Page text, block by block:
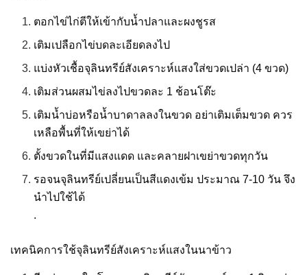
ตอกไข่ไก่ตีให้เข้ากับน้ำปลาและผงชูรส
เติมเปลือกไข่บดละเอียดลงไป
แบ่งหัวเชื้อจุลินทรีย์สังเคราะห์แสงใส่ขวดเปล่า (4 ขวด)
เติมส่วนผสมไข่ลงไปขวดละ 1 ช้อนโต๊ะ
เติมน้ำบ่อหรือน้ำบาดาลลงในขวด อย่าเติมเต็มขวด ควร
เหลือพื้นที่ให้เขย่าได้
ตั้งขวดในที่มีแสงแดด และคลายฝาเขย่าขวดทุกวัน
รอจนจุลินทรีย์เปลี่ยนเป็นสีแดงเข้ม ประมาณ 7-10 วัน จึง
นำไปใช้ได้
.
เทคนิคการใช้จุลินทรีย์สังเคราะห์แสงในนาข้าว